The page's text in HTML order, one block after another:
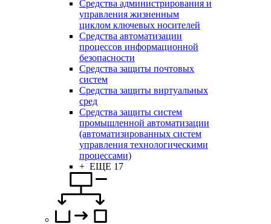
Средства администрирования и
управления жизненным
циклом ключевых носителей
Средства автоматизации
процессов информационной
безопасности
Средства защиты почтовых
систем
Средства защиты виртуальных
сред
Средства защиты систем
промышленной автоматизации
(автоматизированных систем
управления технологическими
процессами)
+ ЕЩЕ 17